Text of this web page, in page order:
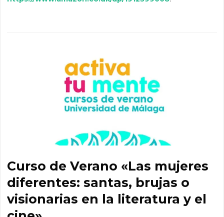
Curso de Verano «Las mujeres
diferentes: santas, brujas o
visionarias en la literatura y el